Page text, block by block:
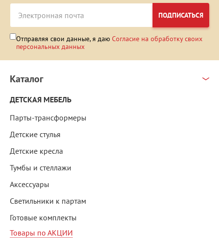
ПОДПИСАТЬСЯ
Отправляя свои данные, я даю Согласие на обработку своих
персональных данных
Каталог
ДЕТСКАЯ МЕБЕЛЬ
Парты-трансформеры
Детские стулья
Детские кресла
Тумбы и стеллажи
Аксессуары
Светильники к партам
Готовые комплекты
Товары по АКЦИИ